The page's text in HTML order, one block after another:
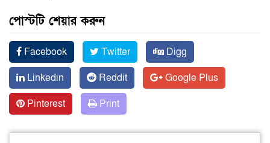
পোস্টটি শেয়ার করুন
Facebook Twitter
Digg
Linkedin
Reddit
Google Plus
Pinterest
Print